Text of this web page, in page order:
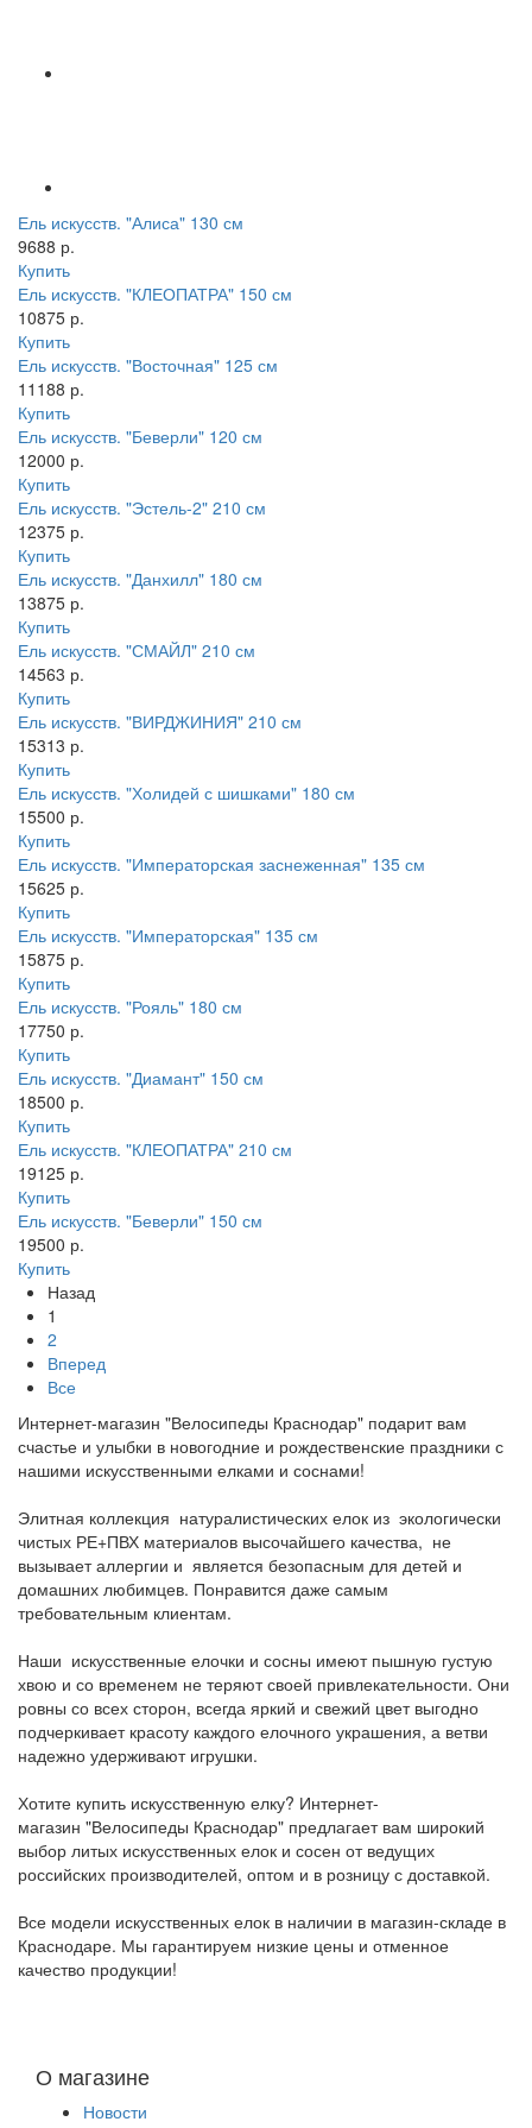
Ель искусств. "Алиса" 130 см
9688 р.
Купить
Ель искусств. "КЛЕОПАТРА" 150 см
10875 р.
Купить
Ель искусств. "Восточная" 125 см
11188 р.
Купить
Ель искусств. "Беверли" 120 см
12000 р.
Купить
Ель искусств. "Эстель-2" 210 см
12375 р.
Купить
Ель искусств. "Данхилл" 180 см
13875 р.
Купить
Ель искусств. "СМАЙЛ" 210 см
14563 р.
Купить
Ель искусств. "ВИРДЖИНИЯ" 210 см
15313 р.
Купить
Ель искусств. "Холидей с шишками" 180 см
15500 р.
Купить
Ель искусств. "Императорская заснеженная" 135 см
15625 р.
Купить
Ель искусств. "Императорская" 135 см
15875 р.
Купить
Ель искусств. "Рояль" 180 см
17750 р.
Купить
Ель искусств. "Диамант" 150 см
18500 р.
Купить
Ель искусств. "КЛЕОПАТРА" 210 см
19125 р.
Купить
Ель искусств. "Беверли" 150 см
19500 р.
Купить
Назад
1
2
Вперед
Все
Интернет-магазин "Велосипеды Краснодар" подарит вам
счастье и улыбки в новогодние и рождественские праздники с
нашими искусственными елками и соснами!
Элитная коллекция натуралистических елок из экологически
чистых РЕ+ПВХ материалов высочайшего качества, не
вызывает аллергии и является безопасным для детей и
домашних любимцев. Понравится даже самым
требовательным клиентам.
Наши искусственные елочки и сосны имеют пышную густую
хвою и со временем не теряют своей привлекательности. Они
ровны со всех сторон, всегда яркий и свежий цвет выгодно
подчеркивает красоту каждого елочного украшения, а ветви
надежно удерживают игрушки.
Хотите купить искусственную елку? Интернет-
магазин "Велосипеды Краснодар" предлагает вам широкий
выбор литых искусственных елок и сосен от ведущих
российских производителей, оптом и в розницу с доставкой.
Все модели искусственных елок в наличии в магазин-складе в
Краснодаре. Мы гарантируем низкие цены и отменное
качество продукции!
О магазине
Новости